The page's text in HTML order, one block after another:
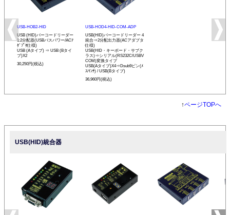
USB-HOB2-HID
USB (HID)バーコードリーダー
1:2分配器(USBバスパワー/ACｱ
ﾀﾞﾌﾟﾀ仕様)
USB (Aタイプ) ⇒ USB (Bタイ
プ)X2
30,250円(税込)
USB-HOD4-HID-COM-ADP
USB(HID)バーコードリーダー 4
統合⇒2分配出力器(ACアダプタ
仕様)
USB(HID・キーボード・サブク
ラス)⇒シリアル(RS232C/USBV
COM)変換タイプ
USB(Aタイプ)X4⇒Dsub9ピン(ﾒ
ｽ/ｲﾝﾁ) / USB(Bタイプ)
36,960円(税込)
↑ページTOPへ
USB(HID)統合器